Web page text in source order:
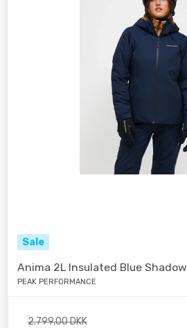
Sale
Anima 2L Insulated Blue Shadow
PEAK PERFORMANCE
2.799,00 DKK